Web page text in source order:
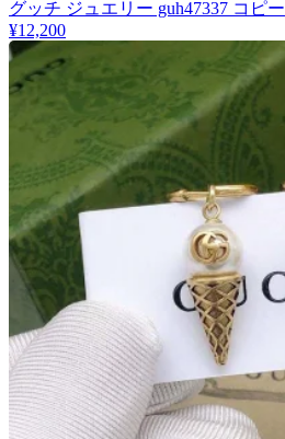
グッチ ジュエリー guh47337 コピー
¥12,200